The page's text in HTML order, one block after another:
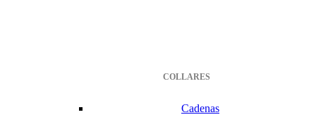
COLLARES
Cadenas